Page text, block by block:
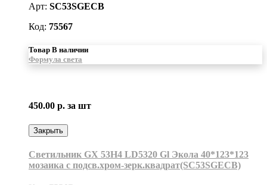
Арт: SC53SGECB
Код: 75567
Товар В наличии
Формула света
450.00 р. за шт
Закрыть
Светильник GX 53H4 LD5320 Gl Экола 40*123*123
мозаика с подсв.хром-зерк.квадрат(SC53SGECB)